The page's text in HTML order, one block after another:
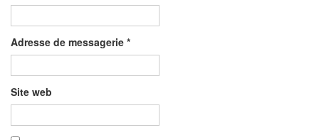
Adresse de messagerie *
Site web